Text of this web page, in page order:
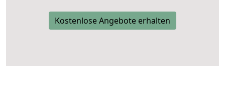
Kostenlose Angebote erhalten